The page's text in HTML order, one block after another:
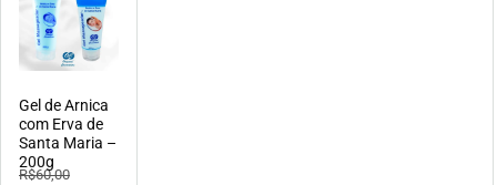
Gel de Arnica
com Erva de
Santa Maria –
200g
R$60,00